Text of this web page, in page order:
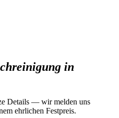
in
Details — wir melden uns
ehrlichen Festpreis.